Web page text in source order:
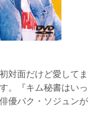
対面だけど愛してま
。『キム秘書はいっ
優パク・ソジュンが